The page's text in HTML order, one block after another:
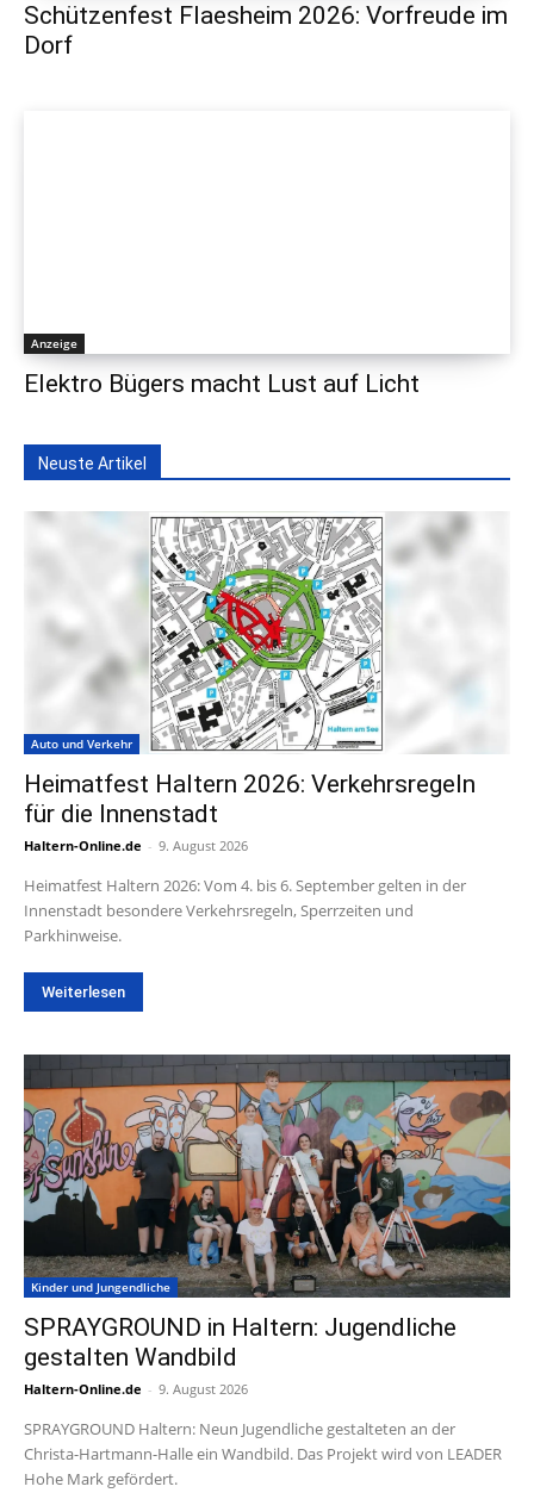
Schützenfest Flaesheim 2026: Vorfreude im
Dorf
Anzeige
Elektro Bügers macht Lust auf Licht
Neuste Artikel
Auto und Verkehr
Heimatfest Haltern 2026: Verkehrsregeln
für die Innenstadt
Haltern-Online.de - 9. August 2026
Heimatfest Haltern 2026: Vom 4. bis 6. September gelten in der
Innenstadt besondere Verkehrsregeln, Sperrzeiten und
Parkhinweise.
Weiterlesen
Kinder und Jungendliche
SPRAYGROUND in Haltern: Jugendliche
gestalten Wandbild
Haltern-Online.de - 9. August 2026
SPRAYGROUND Haltern: Neun Jugendliche gestalteten an der
Christa-Hartmann-Halle ein Wandbild. Das Projekt wird von LEADER
Hohe Mark gefördert.